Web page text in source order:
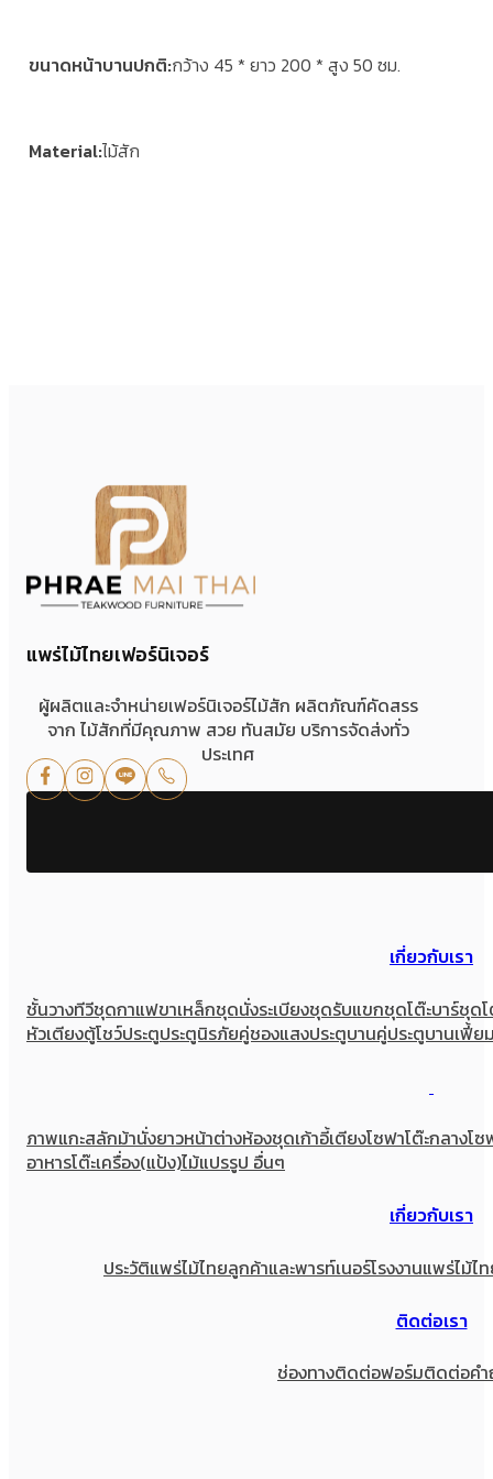
ขนาดหน้าบานปกติ กว้าง 45 * ยาว 200 * สูง 50 ซม.
Materialไม้สัก
แพร่ไม้ไทยเฟอร์นิเจอร์
ผู้ผลิตและจำหน่ายเฟอร์นิเจอร์ไม้สัก ผลิตภัณฑ์คัดสรร
จาก ไม้สักที่มีคุณภาพ สวย ทันสมัย บริการจัดส่งทั่ว
ประเทศ
เกี่ยวกับเรา
ชั้นวางทีวีชุดกาแฟขาเหล็กชุดนั่งระเบียงชุดรับแขกชุดโต๊ะบาร์ชุดโ
หัวเตียงตู้โชว์ประตูประตูนิรภัยคู่ชองแสงประตูบานคู่ประตูบานเฟี้ย
ภาพแกะสลักม้านั่งยาวหน้าต่างห้องชุดเก้าอี้เตียงโซฟาโต๊ะกลางโซ
อาหารโต๊ะเครื่อง(แป้ง)ไม้แปรรูป อื่นๆ
เกี่ยวกับเรา
ประวัติแพร่ไม้ไทยลูกค้าและพารท์เนอร์โรงงานแพร่ไม้ไ
ติดต่อเรา
ช่องทางติดต่อฟอร์มติดต่อค